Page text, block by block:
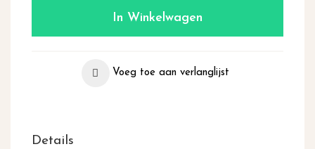
In Winkelwagen
Voeg toe aan verlanglijst
Details